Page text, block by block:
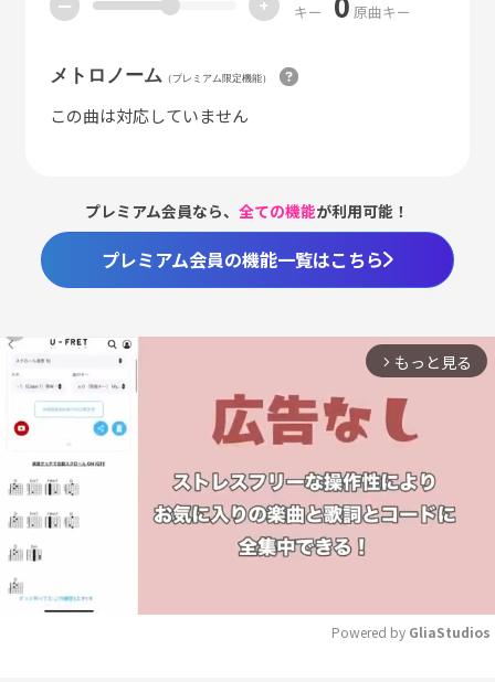
ー + キー 原曲キー
メトロノーム （プレミアム限定機能）
この曲は対応していません
プレミアム会員なら、全ての機能が利用可能！
プレミアム会員の機能一覧はこちら
arrow_forward_ios もっと見る
Powered by GliaStudios